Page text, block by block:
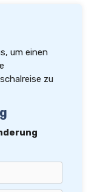
um einen
zu